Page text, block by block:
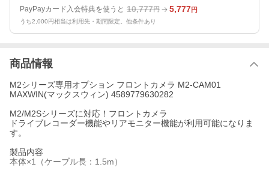
PayPayカード入会特典を使うと 10,777円 5,777円
うち2,000円相当は利用先・期間限定。他条件あり
商品情報
M2シリーズ専用オプション フロントカメラ M2-CAM01
MAXWIN(マックスウィン) 4589779630282
M2/M2Sシリーズに対応！フロントカメラ
ドライブレコーダー機能やリアモニター機能が利用可能になりま
す。
製品内容
本体×1（ケーブル長：1.5m）